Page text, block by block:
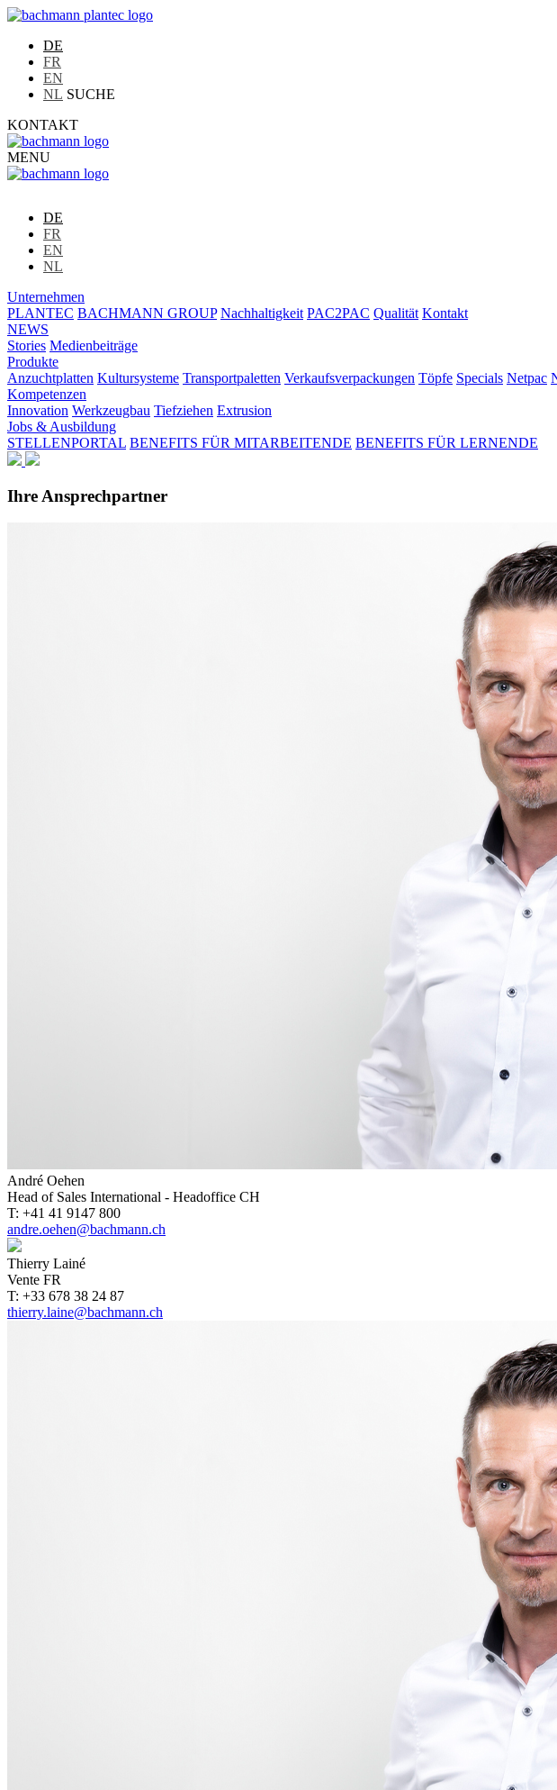
DE
FR
EN
NL SUCHE
KONTAKT
MENU
DE
FR
EN
NL
Unternehmen
PLANTEC BACHMANN GROUP Nachhaltigkeit PAC2PAC Qualität Kontakt
NEWS
Stories Medienbeiträge
Produkte
Anzuchtplatten Kultursysteme Transportpaletten Verkaufsverpackungen Töpfe Specials Netpac
Kompetenzen
Innovation Werkzeugbau Tiefziehen Extrusion
Jobs & Ausbildung
STELLENPORTAL BENEFITS FÜR MITARBEITENDE BENEFITS FÜR LERNENDE
Ihre Ansprechpartner
André Oehen
Head of Sales International - Headoffice CH
T: +41 41 9147 800
andre.oehen@bachmann.ch
Thierry Lainé
Vente FR
T: +33 678 38 24 87
thierry.laine@bachmann.ch